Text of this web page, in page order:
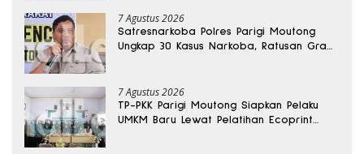
7 Agustus 2026
Satresnarkoba Polres Parigi Moutong
Ungkap 30 Kasus Narkoba, Ratusan Gram
7 Agustus 2026
TP-PKK Parigi Moutong Siapkan Pelaku
UMKM Baru Lewat Pelatihan Ecoprint